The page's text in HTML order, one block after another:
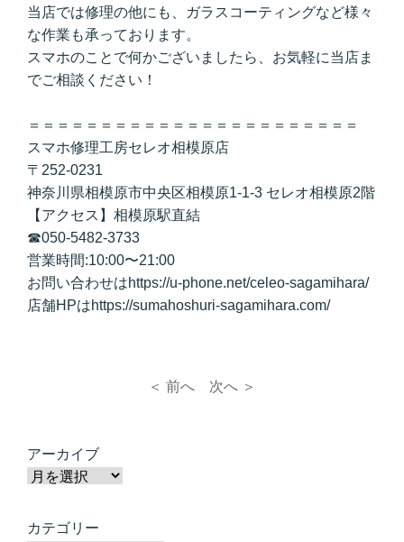
当店では修理の他にも、ガラスコーティングなど様々
な作業も承っております。
スマホのことで何かございましたら、お気軽に当店ま
でご相談ください！
＝＝＝＝＝＝＝＝＝＝＝＝＝＝＝＝＝＝＝＝＝＝＝
スマホ修理工房セレオ相模原店
〒252-0231
神奈川県相模原市中央区相模原1-1-3 セレオ相模原2階
【アクセス】相模原駅直結
☎050-5482-3733
営業時間:10:00〜21:00
お問い合わせはhttps://u-phone.net/celeo-sagamihara/
店舗HPはhttps://sumahoshuri-sagamihara.com/
＜ 前へ 次へ ＞
アーカイブ
カテゴリー